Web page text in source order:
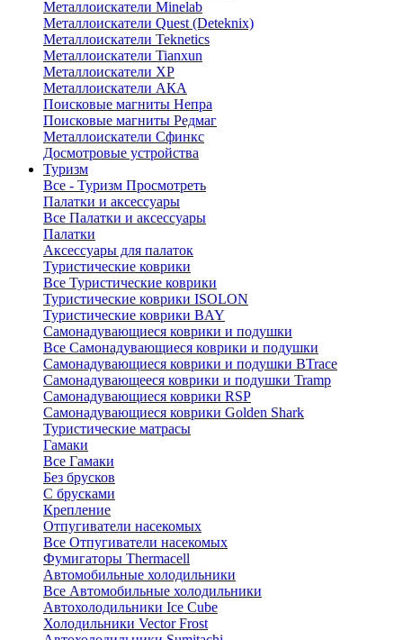
Металлоискатели Minelab
Металлоискатели Quest (Deteknix)
Металлоискатели Teknetics
Металлоискатели Tianxun
Металлоискатели XP
Металлоискатели АКА
Поисковые магниты Непра
Поисковые магниты Редмаг
Металлоискатели Сфинкс
Досмотровые устройства
Туризм
Все - Туризм Просмотреть
Палатки и аксессуары
Все Палатки и аксессуары
Палатки
Аксессуары для палаток
Туристические коврики
Все Туристические коврики
Туристические коврики ISOLON
Туристические коврики BAY
Самонадувающиеся коврики и подушки
Все Самонадувающиеся коврики и подушки
Самонадувающиеся коврики и подушки BTrace
Самонадувающееся коврики и подушки Tramp
Самонадувающиеся коврики RSP
Самонадувающиеся коврики Golden Shark
Туристические матрасы
Гамаки
Все Гамаки
Без брусков
С брусками
Крепление
Отпугиватели насекомых
Все Отпугиватели насекомых
Фумигаторы Thermacell
Автомобильные холодильники
Все Автомобильные холодильники
Автохолодильники Ice Cube
Холодильники Vector Frost